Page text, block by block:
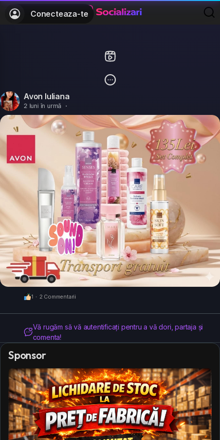
Conecteaza-te
Avon Iuliana
2 luni în urmă ·
1 · 2 Commentarii
Vă rugăm să vă autentificați pentru a vă dori, partaja și
comenta!
Sponsor